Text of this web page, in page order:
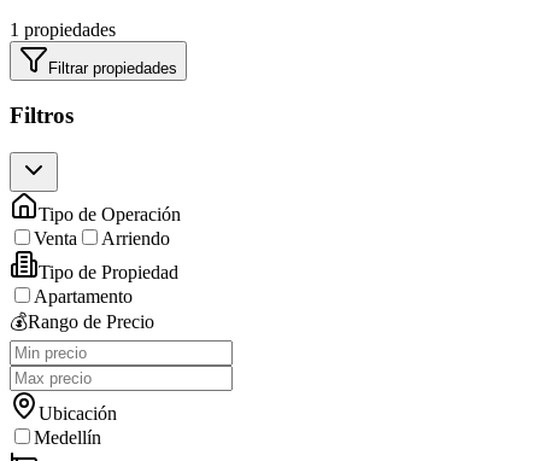
1 propiedades
Filtrar propiedades
Filtros
Tipo de Operación
Venta
Arriendo
Tipo de Propiedad
Apartamento
💰Rango de Precio
Ubicación
Medellín